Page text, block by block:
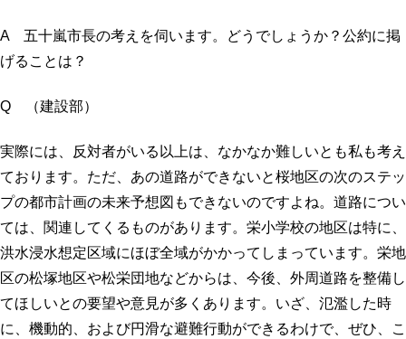
A 五十嵐市長の考えを伺います。どうでしょうか？公約に掲
げることは？
Q （建設部）
実際には、反対者がいる以上は、なかなか難しいとも私も考え
ております。ただ、あの道路ができないと桜地区の次のステッ
プの都市計画の未来予想図もできないのですよね。道路につい
ては、関連してくるものがあります。栄小学校の地区は特に、
洪水浸水想定区域にほぼ全域がかかってしまっています。栄地
区の松塚地区や松栄団地などからは、今後、外周道路を整備し
てほしいとの要望や意見が多くあります。いざ、氾濫した時
に、機動的、および円滑な避難行動ができるわけで、ぜひ、こ